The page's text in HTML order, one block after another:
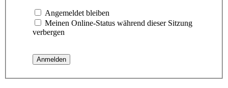
Angemeldet bleiben
Meinen Online-Status während dieser Sitzung
verbergen